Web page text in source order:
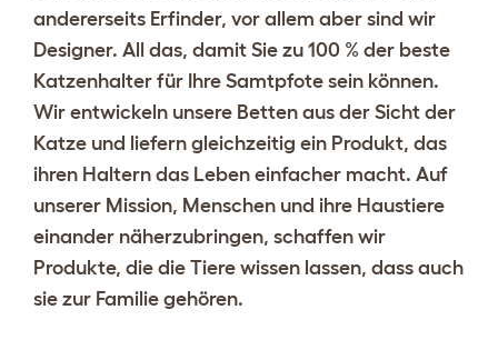
andererseits Erfinder, vor allem aber sind wir
Designer. All das, damit Sie zu 100 % der beste
Katzenhalter für Ihre Samtpfote sein können.
Wir entwickeln unsere Betten aus der Sicht der
Katze und liefern gleichzeitig ein Produkt, das
ihren Haltern das Leben einfacher macht. Auf
unserer Mission, Menschen und ihre Haustiere
einander näherzubringen, schaffen wir
Produkte, die die Tiere wissen lassen, dass auch
sie zur Familie gehören.